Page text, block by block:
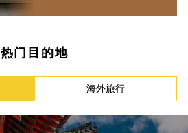
热门目的地
海外旅行